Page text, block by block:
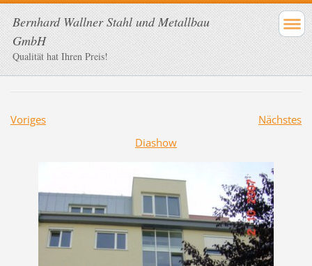
Bernhard Wallner Stahl und Metallbau
GmbH
Qualität hat Ihren Preis!
Voriges
Nächstes
Diashow